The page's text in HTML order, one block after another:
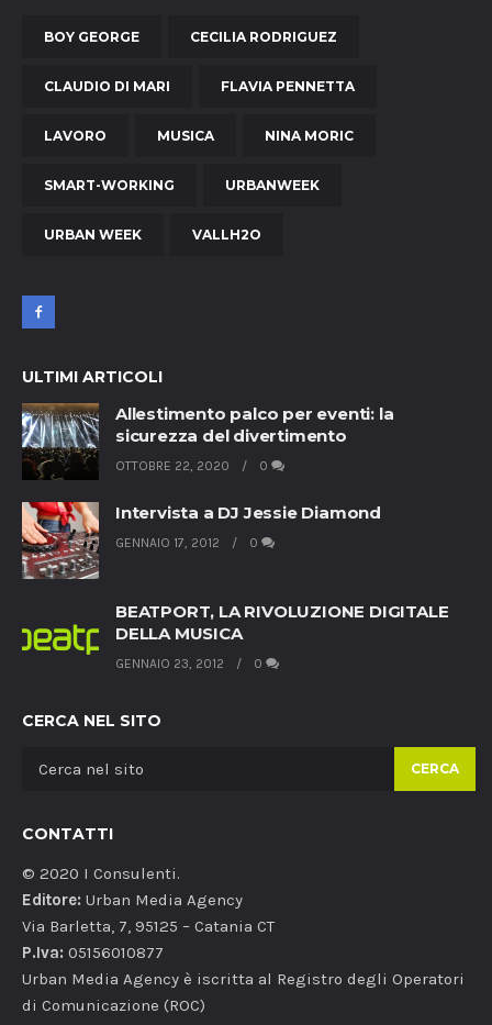
BOY GEORGE CECILIA RODRIGUEZ
CLAUDIO DI MARI FLAVIA PENNETTA
LAVORO MUSICA NINA MORIC
SMART-WORKING URBANWEEK
URBAN WEEK VALLH2O
ULTIMI ARTICOLI
Allestimento palco per eventi: la
sicurezza del divertimento
OTTOBRE 22, 2020 0
Intervista a DJ Jessie Diamond
GENNAIO 17, 2012 0
BEATPORT, LA RIVOLUZIONE DIGITALE
DELLA MUSICA
GENNAIO 23, 2012 0
CERCA NEL SITO
CERCA
CONTATTI
© 2020 I Consulenti.
Editore: Urban Media Agency
Via Barletta, 7, 95125 – Catania CT
P.Iva: 05156010877
Urban Media Agency è iscritta al Registro degli Operatori
di Comunicazione (ROC)